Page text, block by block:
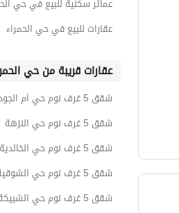
عمائر سكنية للبيع في حي
عقارات للبيع في حي الحمراء
عقارات قريبة من حي
شقق 5 غرف نوم حي أم الجود
شقق 5 غرف نوم حي النزهة
شقق 5 غرف نوم حي الخالدية
شقق 5 غرف نوم حي الشوقية
شقق 5 غرف نوم حي الشبيكة الجديد